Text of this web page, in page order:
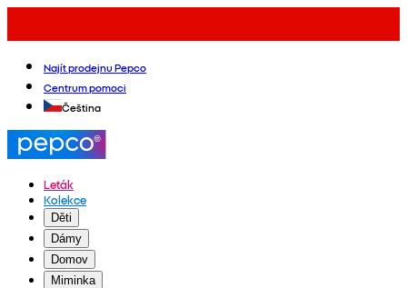
Najít prodejnu Pepco
Centrum pomoci
Čeština
Leták
Kolekce
Děti
Dámy
Domov
Miminka